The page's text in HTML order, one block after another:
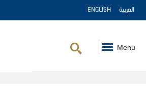
ENGLISH العربية
Menu